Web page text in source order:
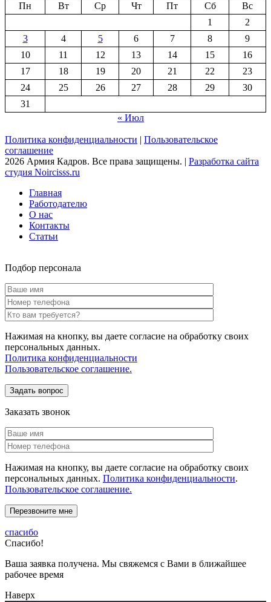
Пн
Вт Ср Чт Пт Сб
Вс
1
2
3
4 5 6 7 8
9
10
11 12 13 14 15
16
17
18 19 20 21 22
23
24
25 26 27 28 29
30
31
« Июл
Политика конфиденциальности | Пользовательское
соглашение
2026 Армия Кадров. Все права защищены. | Разработка сайта
студия Noircisss.ru
Главная
Работодателю
О нас
Контакты
Статьи
Подбор персонала
Нажимая на кнопку, вы даете согласие на обработку своих
персональных данных.
Политика конфиденциальности
Пользовательское соглашение.
Заказать звонок
Нажимая на кнопку, вы даете согласие на обработку своих
персональных данных. Политика конфиденциальности.
Пользовательское соглашение.
спасибо
Спасибо!
Ваша заявка получена. Мы свяжемся с Вами в ближайшее
рабочее время
Наверх